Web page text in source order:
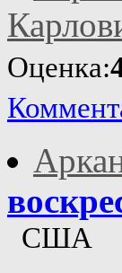
Оценка:
США